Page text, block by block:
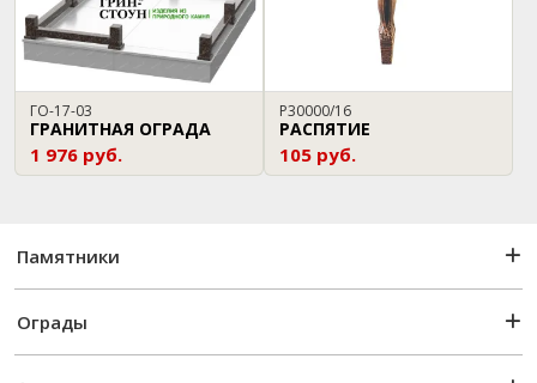
ГО-17-03
ГРАНИТНАЯ ОГРАДА
1 976 руб.
P30000/16
РАСПЯТИЕ
105 руб.
Памятники
Ограды